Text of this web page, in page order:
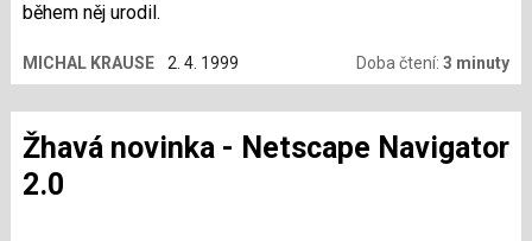
během něj urodil.
MICHAL KRAUSE 2. 4. 1999 Doba čtení:3 minuty
Žhavá novinka - Netscape Navigator
2.0